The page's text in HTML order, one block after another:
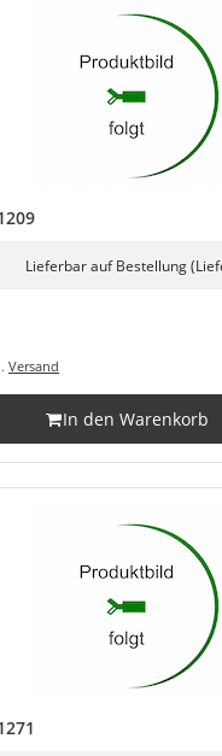
Lieferbar auf Bestellung
Versand
In den Warenkorb